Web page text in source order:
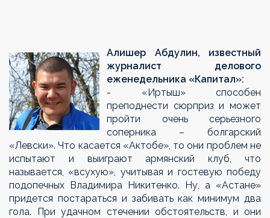
Алишер Абдулин, известный
журналист делового
еженедельника «Капитал»:
- «Иртыш» способен
преподнести сюрприз и может
пройти очень серьезного
соперника – болгарский
«Левски». Что касается «Актобе», то они проблем не
испытают и выиграют армянский клуб, что
называется, «всухую», учитывая и гостевую победу
подопечных Владимира Никитенко. Ну, а «Астане»
придется постараться и забивать как минимум два
гола. При удачном стечении обстоятельств, и они